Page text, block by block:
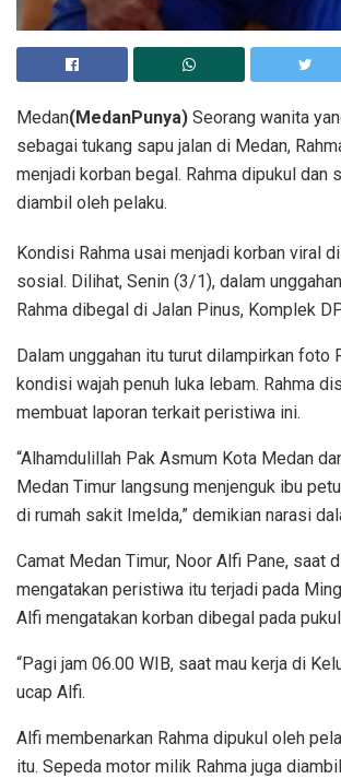
Medan(MedanPunya) Seorang wanita
sebagai tukang sapu jalan di Medan,
menjadi korban begal. Rahma dipukul dan
diambil oleh pelaku.
Kondisi Rahma usai menjadi korban viral
sosial. Dilihat, Senin (3/1), dalam
Rahma dibegal di Jalan Pinus, Komplek
Dalam unggahan itu turut dilampirkan foto
kondisi wajah penuh luka lebam. Rahma
membuat laporan terkait peristiwa ini.
“Alhamdulillah Pak Asmum Kota Medan
Medan Timur langsung menjenguk ibu
di rumah sakit Imelda,” demikian narasi
Camat Medan Timur, Noor Alfi Pane, saat
mengatakan peristiwa itu terjadi pada
Alfi mengatakan korban dibegal pada
“Pagi jam 06.00 WIB, saat mau kerja di
ucap Alfi.
Alfi membenarkan Rahma dipukul oleh
itu. Sepeda motor milik Rahma juga